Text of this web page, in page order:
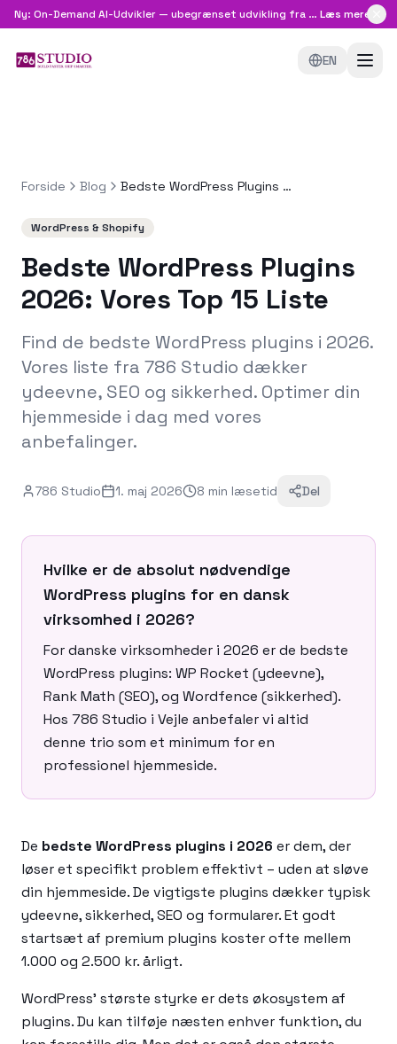
Ny: On-Demand AI-Udvikler — ubegrænset udvikling fra 8.999 kr/md
Læs mere
EN
Forside Blog Bedste WordPress Plugins 2026: Vores Top 15 Liste
WordPress & Shopify
Bedste WordPress Plugins
2026: Vores Top 15 Liste
Find de bedste WordPress plugins i 2026.
Vores liste fra 786 Studio dækker
ydeevne, SEO og sikkerhed. Optimer din
hjemmeside i dag med vores
anbefalinger.
786 Studio 1. maj 2026 8 min læsetid Del
Hvilke er de absolut nødvendige
WordPress plugins for en dansk
virksomhed i 2026?
For danske virksomheder i 2026 er de bedste
WordPress plugins: WP Rocket (ydeevne),
Rank Math (SEO), og Wordfence (sikkerhed).
Hos 786 Studio i Vejle anbefaler vi altid
denne trio som et minimum for en
professionel hjemmeside.
De bedste WordPress plugins i 2026 er dem, der
løser et specifikt problem effektivt – uden at sløve
din hjemmeside. De vigtigste plugins dækker typisk
ydeevne, sikkerhed, SEO og formularer. Et godt
startsæt af premium plugins koster ofte mellem
1.000 og 2.500 kr. årligt.
WordPress' største styrke er dets økosystem af
plugins. Du kan tilføje næsten enhver funktion, du